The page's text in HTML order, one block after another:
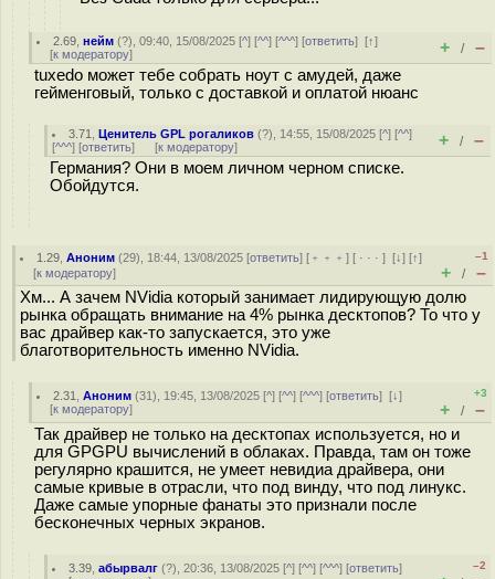
2.69 ,нейм (?), 09:40, 15/08/2025 [^] [^^] [^^^] [ответить][↑]
[к модератору] + / –
tuxedo может тебе собрать ноут с амудей, даже
гейменговый, только с доставкой и оплатой нюанс
3.71 ,Ценитель GPL рогаликов (?), 14:55, 15/08/2025 [^] [^^]
[^^^] [ответить] [к модератору] + / –
Германия? Они в моем личном черном списке.
Обойдутся.
1.29 ,Аноним (29), 18:44, 13/08/2025 [ответить] [ ﹢﹢﹢] [ · · ·][↓] [↑]
[к модератору]
–1
+ / –
Хм... А зачем NVidia который занимает лидирующую долю
рынка обращать внимание на 4% рынка десктопов? То что у
вас драйвер как-то запускается, это уже
благотворительность именно NVidia.
2.31 ,Аноним (31), 19:45, 13/08/2025 [^] [^^] [^^^] [ответить][↓]
[к модератору]
+3
+ / –
Так драйвер не только на десктопах используется, но и
для GPGPU вычислений в облаках. Правда, там он тоже
регулярно крашится, не умеет невидиа драйвера, они
самые кривые в отрасли, что под винду, что под линукс.
Даже самые упорные фанаты это признали после
бесконечных черных экранов.
3.39 ,абырвалг (?), 20:36, 13/08/2025 [^] [^^] [^^^] [ответить]
–2